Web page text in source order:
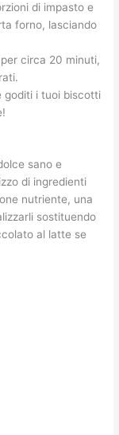
di impasto e
forno, lasciando
circa 20 minuti,
goditi i tuoi biscotti
sano e
di ingredienti
nutriente, una
sostituendo
al latte se